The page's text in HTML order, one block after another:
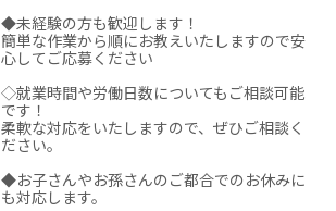
◆未経験の方も歓迎します！
簡単な作業から順にお教えいたしますので安
心してご応募ください
◇就業時間や労働日数についてもご相談可能
です！
柔軟な対応をいたしますので、ぜひご相談く
ださい。
◆お子さんやお孫さんのご都合でのお休みに
も対応します。